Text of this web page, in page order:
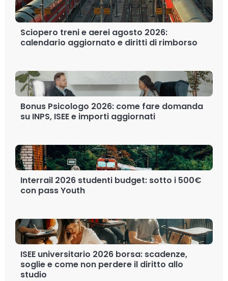
Sciopero treni e aerei agosto 2026:
calendario aggiornato e diritti di rimborso
Bonus Psicologo 2026: come fare domanda
su INPS, ISEE e importi aggiornati
Interrail 2026 studenti budget: sotto i 500€
con pass Youth
ISEE universitario 2026 borsa: scadenze,
soglie e come non perdere il diritto allo
studio